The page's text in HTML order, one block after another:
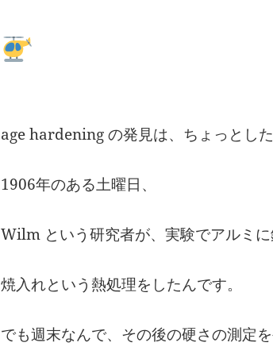
age hardening の発見は、ちょっとし
1906年のある土曜日、
Wilm という研究者が、実験でアルミに
焼入れという熱処理をしたんです。
でも週末なんで、その後の硬さの測定